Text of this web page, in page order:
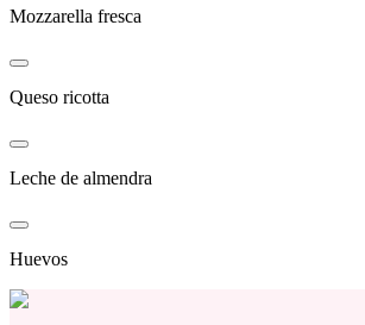
Mozzarella fresca
Queso ricotta
Leche de almendra
Huevos